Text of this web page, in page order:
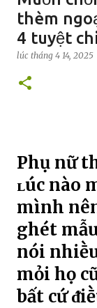
thèm
4 tuyệt
lúc tháng 4 14, 2025
Phụ nữ
ʟúc nào
mình
ghét
nói
mỏi họ
bất cứ